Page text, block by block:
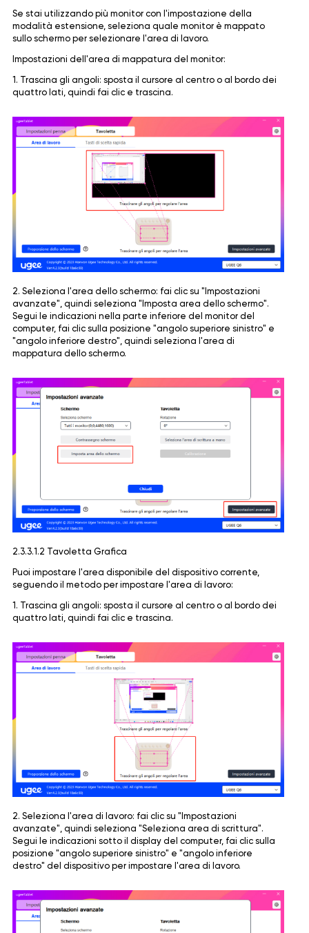
Se stai utilizzando più monitor con l'impostazione della
modalità estensione, seleziona quale monitor è mappato
sullo schermo per selezionare l'area di lavoro.
Impostazioni dell'area di mappatura del monitor:
1. Trascina gli angoli: sposta il cursore al centro o al bordo dei
quattro lati, quindi fai clic e trascina.
2. Seleziona l'area dello schermo: fai clic su "Impostazioni
avanzate", quindi seleziona "Imposta area dello schermo".
Segui le indicazioni nella parte inferiore del monitor del
computer, fai clic sulla posizione "angolo superiore sinistro" e
"angolo inferiore destro", quindi seleziona l'area di
mappatura dello schermo.
2.3.3.1.2 Tavoletta Grafica
Puoi impostare l'area disponibile del dispositivo corrente,
seguendo il metodo per impostare l'area di lavoro:
1. Trascina gli angoli: sposta il cursore al centro o al bordo dei
quattro lati, quindi fai clic e trascina.
2. Seleziona l'area di lavoro: fai clic su "Impostazioni
avanzate", quindi seleziona "Seleziona area di scrittura".
Segui le indicazioni sotto il display del computer, fai clic sulla
posizione "angolo superiore sinistro" e "angolo inferiore
destro" del dispositivo per impostare l'area di lavoro.